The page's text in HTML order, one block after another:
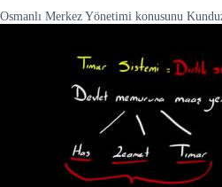
Osmanlı Merkez Yönetimi konusunu